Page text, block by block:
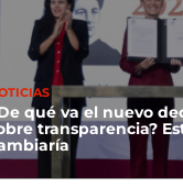
qué va el nuevo
transparencia?